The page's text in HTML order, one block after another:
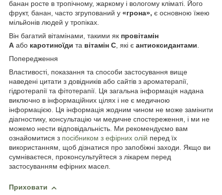
банан росте в тропічному, жаркому і вологому кліматі. Його
фрукт, банан, часто згрупований у «грона», є основною їжею
мільйонів людей у тропіках.
Він багатий вітамінами, такими як провітамін
А або каротиноїди та вітамін С, які є антиоксидантами.
Попередження
Властивості, показання та способи застосування вище
наведені цитати з довідників або сайтів з ароматерапії,
гідротерапії та фітотерапії. Ця загальна інформація надана
виключно в інформаційних цілях і не є медичною
інформацією. Ця інформація жодним чином не може замінити
діагностику, консультацію чи медичне спостереження, і ми не
можемо нести відповідальність. Ми рекомендуємо вам
ознайомитися з посібником з ефірних олій перед їх
використанням, щоб дізнатися про запобіжні заходи. Якщо ви
сумніваєтеся, проконсультуйтеся з лікарем перед
застосуванням ефірних масел.
Приховати